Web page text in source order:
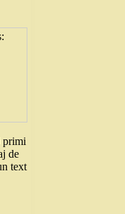
primi
de
text